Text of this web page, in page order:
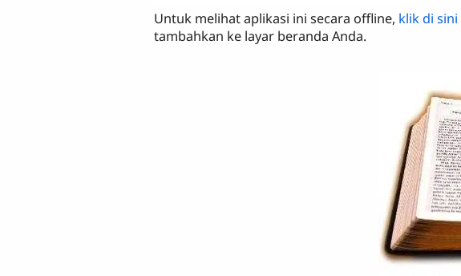
Untuk melihat aplikasi ini secara offline, klik di sini
tambahkan ke layar beranda Anda.